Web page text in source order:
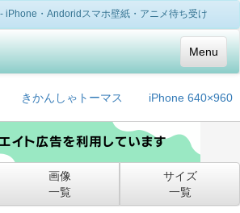
iPhone・Andoridスマホ壁紙・アニメ待ち受け
Menu
きかんしゃトーマス iPhone 640×960
画像
一覧
サイズ
一覧